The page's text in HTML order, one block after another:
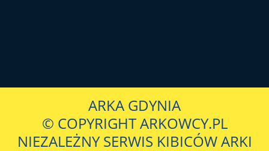
ARKA GDYNIA
© COPYRIGHT ARKOWCY.PL
NIEZALEŻNY SERWIS KIBICÓW ARKI